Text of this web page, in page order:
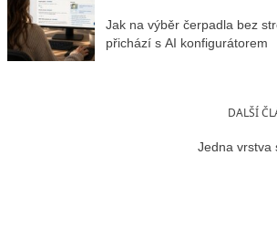
Jak na výběr čerpadla bez
přichází s AI konfigurátorem
DALŠÍ
Jedna vrstva